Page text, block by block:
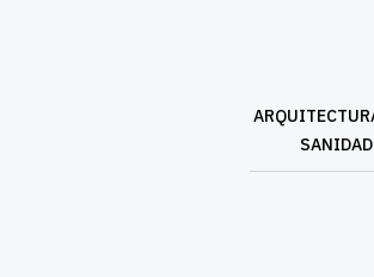
SANIDAD